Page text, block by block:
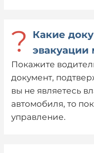
?
Какие
эвакуации
Покажите
документ,
вы не являетесь
автомобиля, то
управление.